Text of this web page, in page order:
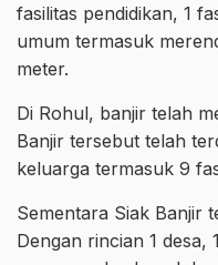
fasilitas pendidikan, 1
umum termasuk
meter.
Di Rohul, banjir telah
Banjir tersebut telah
keluarga termasuk 9
Sementara Siak Banjir
Dengan rincian 1 desa,